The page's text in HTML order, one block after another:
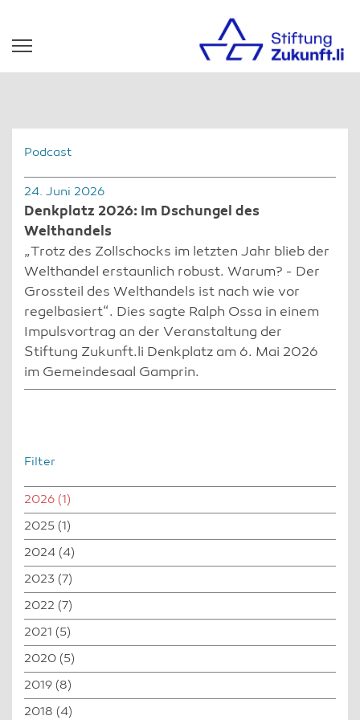
Podcast
24. Juni 2026
Denkplatz 2026: Im Dschungel des
Welthandels
„Trotz des Zollschocks im letzten Jahr blieb der
Welthandel erstaunlich robust. Warum? - Der
Grossteil des Welthandels ist nach wie vor
regelbasiert“. Dies sagte Ralph Ossa in einem
Impulsvortrag an der Veranstaltung der
Stiftung Zukunft.li Denkplatz am 6. Mai 2026
im Gemeindesaal Gamprin.
Filter
2026 (1)
2025 (1)
2024 (4)
2023 (7)
2022 (7)
2021 (5)
2020 (5)
2019 (8)
2018 (4)